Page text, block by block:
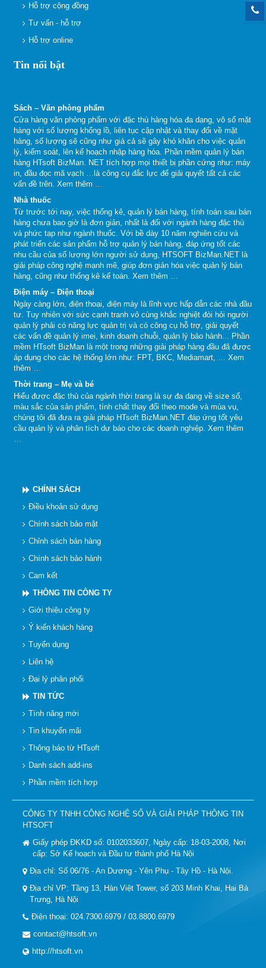
Hỗ trợ cộng đồng
Tư vấn - hỗ trợ
Hỗ trợ online
Tin nổi bật
Sách – Văn phòng phẩm
Cửa hàng văn phòng phẩm với đặc thù hàng hóa đa dạng, vô số mặt
hàng với số lượng khổng lồ, liên tục cập nhật và thay đổi về mặt
hàng, số lượng sẽ cũng như giá cả sẽ gây khó khăn cho việc quản
lý, kiểm soát, lên kế hoạch nhập hàng hóa. Phần mềm quản lý bán
hàng HTsoft BizMan. NET tích hợp mọi thiết bị phần cứng như: máy
in, đầu đọc mã vạch …là công cụ đắc lực để giải quyết tất cả các
vấn đề trên. Xem thêm …
Nhà thuốc
Từ trước tới nay, việc thống kê, quản lý bán hàng, tính toán sau bán
hàng chưa bao giờ là đơn giản, nhất là đối với ngành hàng đặc thù
và phức tạp như ngành thuốc. Với bề dày 10 năm nghiên cứu và
phát triển các sản phẩm hỗ trợ quản lý bán hàng, đáp ứng tốt các
nhu cầu của số lượng lớn người sử dụng, HTSOFT BizMan.NET là
giải pháp công nghệ mạnh mẽ, giúp đơn giản hóa việc quản lý bán
hàng, cũng như thống kê kế toán. Xem thêm …
Điện máy – Điện thoại
Ngày càng lớn, điện thoại, điện máy là lĩnh vực hấp dẫn các nhà đầu
tư. Tuy nhiên với sức cạnh tranh vô cùng khắc nghiệt đòi hỏi người
quản lý phải có năng lực quản trị và có công cụ hỗ trợ, giải quyết
các vấn đề quản lý imei, kinh doanh chuỗi, quản lý bảo hành... Phần
mềm HTsoft BizMan là một trong những giải pháp hàng đầu đã được
áp dụng cho các hệ thống lớn như: FPT, BKC, Mediamart, … Xem
thêm …
Thời trang – Mẹ và bé
Hiểu được đặc thù của ngành thời trang là sự đa dạng về size số,
màu sắc của sản phẩm, tính chất thay đổi theo mode và mùa vụ,
chúng tôi đã đưa ra giải pháp HTsoft BizMan.NET đáp ứng tốt yêu
cầu quản lý và phân tích dự báo cho các doanh nghiệp. Xem thêm
…
CHÍNH SÁCH
Điều khoản sử dụng
Chính sách bảo mật
Chỉnh sách bán hàng
Chính sách bảo hành
Cam kết
THÔNG TIN CÔNG TY
Giới thiệu công ty
Ý kiến khách hàng
Tuyển dụng
Liên hệ
Đại lý phân phối
TIN TỨC
Tính năng mới
Tin khuyến mãi
Thông báo từ HTsoft
Danh sách add-ins
Phần mềm tích hợp
CÔNG TY TNHH CÔNG NGHỆ SỐ VÀ GIẢI PHÁP THÔNG TIN
HTSOFT
Giấy phép ĐKKD số: 0102033607, Ngày cấp: 18-03-2008, Nơi
cấp: Sở Kế hoạch và Đầu tư thành phố Hà Nội
Địa chỉ: Số 06/76 - An Dương - Yên Phụ - Tây Hồ - Hà Nội.
Địa chỉ VP: Tầng 13, Hàn Việt Tower, số 203 Minh Khai, Hai Bà
Trưng, Hà Nội
Điện thoại: 024.7300.6979 / 03.8800.6979
contact@htsoft.vn
http://htsoft.vn